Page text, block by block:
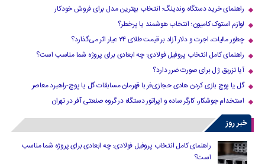
راهنمای خرید دستگاه وندینگ: انتخاب بهترین مدل برای فروش خودکار
لوازم استوک کامیون؛ انتخاب هوشمند یا پرخطر؟
چطور مالیات، اجرت و دلار آزاد بر قیمت طلای ۲۴ عیار اثر می‌گذارد؟
راهنمای کامل انتخاب پروفیل فولادی: چه ابعادی برای پروژه شما مناسب است؟
آیا تزریق ژل برای صورت ضرر دارد​؟
گل یا پوچ بازی کردن هادی حجازی‌فر با قهرمان مسابقات گل یا پوچ-راهبرد معاصر
استخدام جوشکار، کارگر ساده و اپراتور دستگاه در گروه صنعتی آفر در تهران
خبر روز
راهنمای کامل انتخاب پروفیل فولادی: چه ابعادی برای پروژه شما مناسب
است؟